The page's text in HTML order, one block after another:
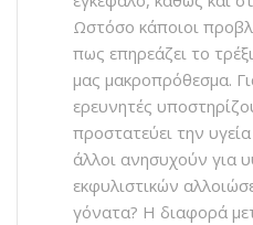
Ωστόσο κάποιοι
πως επηρεάζει το
μας μακροπρόθεσμα.
ερευνητές
προστατεύει την
άλλοι ανησυχούν για
εκφυλιστικών
γόνατα? Η διαφορά